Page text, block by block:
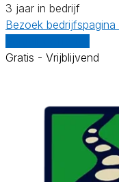
3 jaar in bedrijf
Bezoek bedrijfspagina
Gratis - Vrijblijvend